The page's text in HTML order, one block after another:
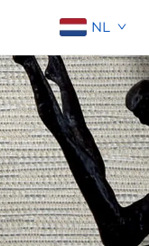
NL